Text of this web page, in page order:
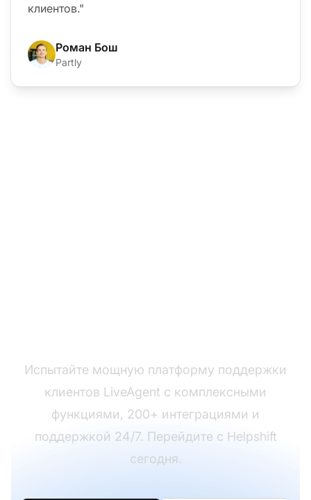
клиентов."
Роман Бош
Partly
Испытайте мощную платформу поддержки
клиентов LiveAgent с комплексными
функциями, 200+ интеграциями и
поддержкой 24/7. Перейдите с Helpshift
сегодня.